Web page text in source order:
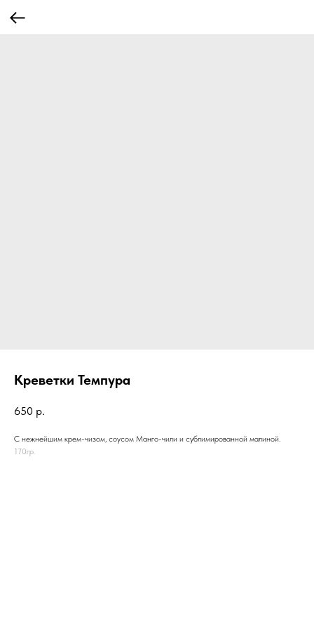
Креветки Темпура
650 р.
С нежнейшим крем-чизом, соусом Манго-чили и сублимированной малиной.
170гр.